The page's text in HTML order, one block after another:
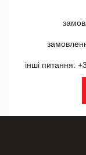
інші питання: